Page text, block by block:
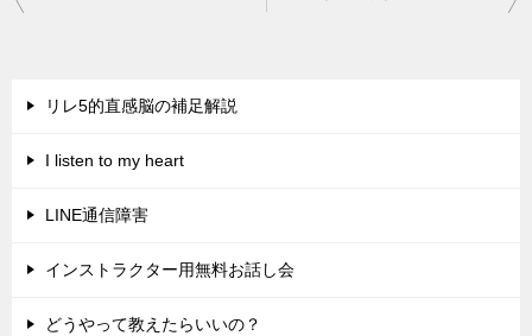
ビ
シ
リレ5的直感脳の補足解説
I listen to my heart
LINE通信障害
インストラクター用無料お話し会
どうやって教えたらいいの？